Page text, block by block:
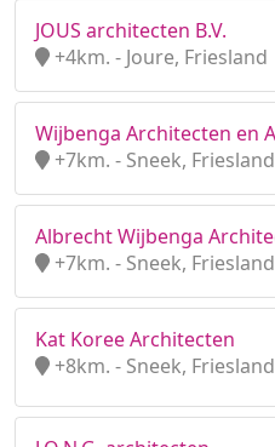
JOUS architecten B.V.
+4km. - Joure, Friesland
Wijbenga Architecten en
+7km. - Sneek, Friesland
Albrecht Wijbenga
+7km. - Sneek, Friesland
Kat Koree Architecten
+8km. - Sneek, Friesland